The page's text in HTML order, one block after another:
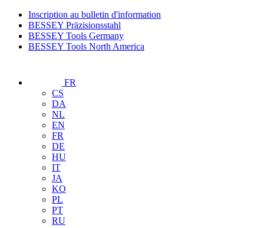
Inscription au bulletin d'information
BESSEY Präzisionsstahl
BESSEY Tools Germany
BESSEY Tools North America
FR
CS
DA
NL
EN
FR
DE
HU
IT
JA
KO
PL
PT
RU